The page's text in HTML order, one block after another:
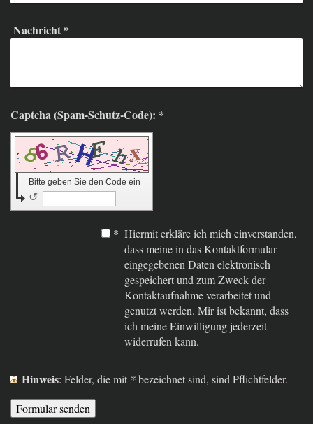
Nachricht *
Captcha (Spam-Schutz-Code): *
Bitte geben Sie den Code ein
↺
* Hiermit erkläre ich mich einverstanden,
dass meine in das Kontaktformular
eingegebenen Daten elektronisch
gespeichert und zum Zweck der
Kontaktaufnahme verarbeitet und
genutzt werden. Mir ist bekannt, dass
ich meine Einwilligung jederzeit
widerrufen kann.
Hinweis : Felder, die mit *bezeichnet sind, sind Pflichtfelder.